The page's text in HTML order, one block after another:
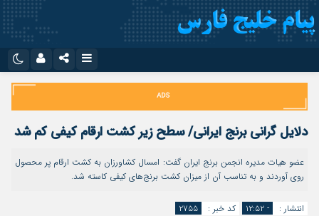
اینستاگرام
تلگرام
سروش
ایتا
آپارات
اپلیکیشن
نام کاربری یا نشانی ایمیل
رمز عبور
دلایل گرانی برنج ایرانی/ سطح زیر کشت ارقام کیفی کم شد
عضو هیات مدیره انجمن برنج ایران گفت: امسال کشاورزان به کشت ارقام پر محصول
روی آوردند و به تناسب آن از میزان کشت برنج‌های کیفی کاسته شد.
انتشار : - ۱۲:۵۲ کد خبر : ۲۷۵۵